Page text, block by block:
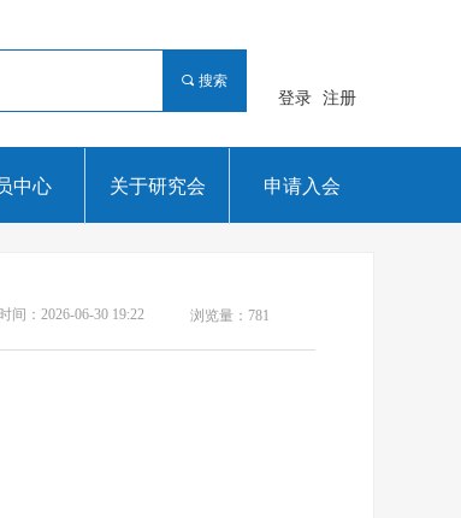
끠 搜索
登录 注册
中心 关于研究会 申请入会
间： 2026-06-30 19:22 浏览量： 781